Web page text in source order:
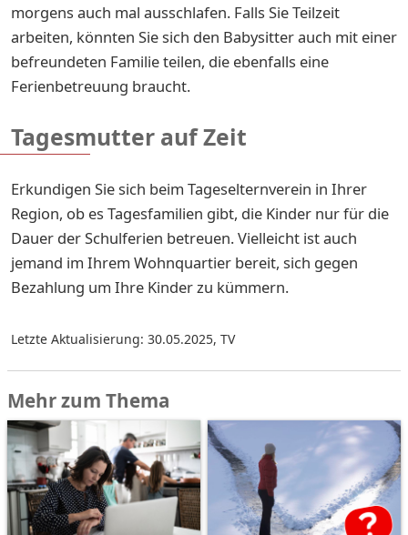
morgens auch mal ausschlafen. Falls Sie Teilzeit
arbeiten, könnten Sie sich den Babysitter auch mit einer
befreundeten Familie teilen, die ebenfalls eine
Ferienbetreuung braucht.
Tagesmutter auf Zeit
Erkundigen Sie sich beim Tageselternverein in Ihrer
Region, ob es Tagesfamilien gibt, die Kinder nur für die
Dauer der Schulferien betreuen. Vielleicht ist auch
jemand im Ihrem Wohnquartier bereit, sich gegen
Bezahlung um Ihre Kinder zu kümmern.
Letzte Aktualisierung: 30.05.2025, TV
Mehr zum Thema